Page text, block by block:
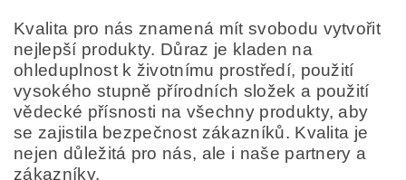
Kvalita pro nás znamená mít svobodu vytvořit
nejlepší produkty. Důraz je kladen na
ohleduplnost k životnímu prostředí, použití
vysokého stupně přírodních složek a použití
vědecké přísnosti na všechny produkty, aby
se zajistila bezpečnost zákazníků. Kvalita je
nejen důležitá pro nás, ale i naše partnery a
zákazníky.